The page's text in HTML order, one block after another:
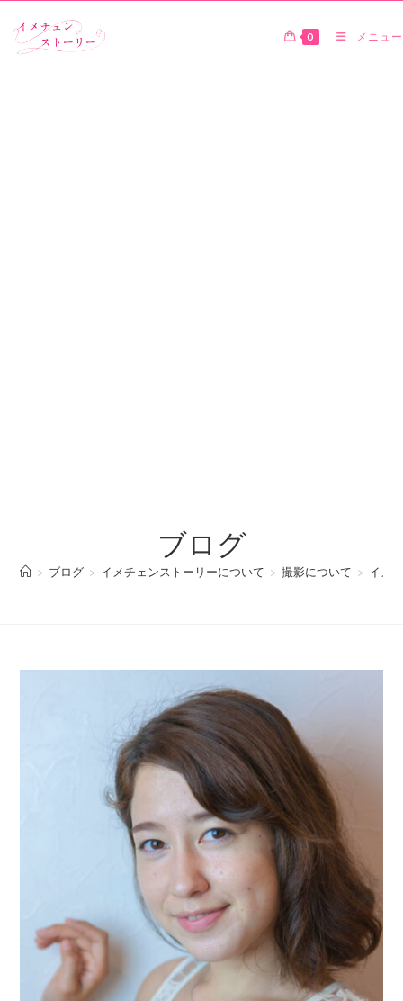
0 メニュー
ブログ
> ブログ > イメチェンストーリーについて > 撮影について > イメ